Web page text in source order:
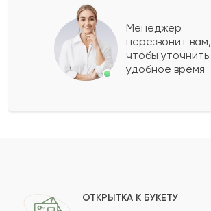
Милада
Показать еще
Ваш e-mail
Менеджер
перезвонит вам,
чтобы уточнить
удобное время
ОТКРЫТКА К БУКЕТУ